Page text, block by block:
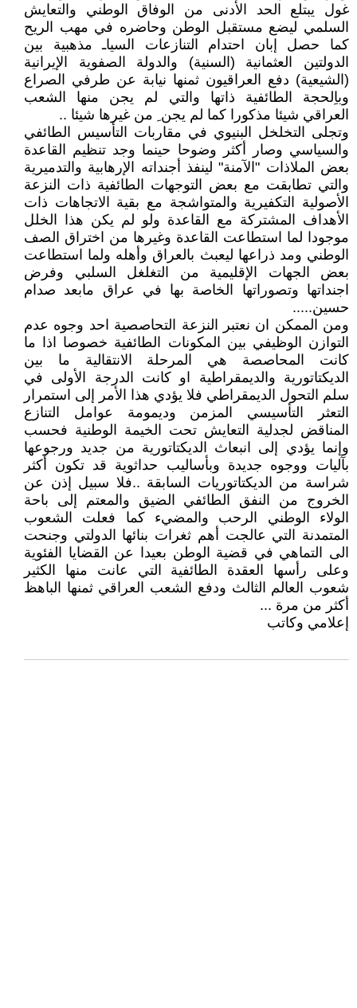
غول يبتلع الحد الأدنى من الوفاق الوطني والتعايش
السلمي ليضع مستقبل الوطن وحاضره في مهب الريح
كما حصل إبان احتدام التنازعات السياـ مذهبية بين
الدولتين العثمانية (السنية) والدولة الصفوية الإيرانية
(الشيعية) دفع العراقيون ثمنها نيابة عن طرفي الصراع
وباِلحجة الطائفية ذاتها والتي لم يجن منها الشعب
العراقي شيئا مذكورا كما لم يجن ِ من غيرها شيئا ..
وتجلى التخلخل البنيوي في مقاربات التأسيس الطائفي
والسياسي وصار أكثر وضوحا حينما وجد تنظيم القاعدة
بعض الملاذات "الآمنة" لينفذ أجنداته الإرهابية والتدميرية
والتي تطابقت مع بعض التوجهات الطائفية ذات النزعة
الأصولية التكفيرية والمتواشجة مع بقية الاتجاهات ذات
الأهداف المشتركة مع القاعدة ولو لم يكن هذا الخلل
موجودا لما استطاعت القاعدة وغيرها من اختراق الصف
الوطني ومد ذراعها ليعبث بالعراق وأهله ولما استطاعت
بعض الجهات الإقليمية من التغلغل السلبي وفرض
اجنداتها وتصوراتها الخاصة بها في عراق مابعد صدام
حسين.....
ومن الممكن ان نعتبر النزعة التحاصصية احد وجوه عدم
التوازن الوظيفي بين المكونات الطائفية خصوصا اذا ما
كانت المحاصصة هي المرحلة الانتقالية ما بين
الديكتاتورية والديمقراطية او كانت الدرجة الأولى في
سلم التحول الديمقراطي فلا يؤدي هذا الأمر إلى استمرار
التعثر التأسيسي المزمن وديمومة عوامل التنازع
المناقض لجدلية التعايش تحت الخيمة الوطنية فحسب
وإنما يؤدي إلى انبعاث الديكتاتورية من جديد ورجوعها
بآليات ووجوه جديدة وبأساليب حداثوية قد تكون أكثر
شراسة من الديكتاتوريات السابقة ..فلا سبيل إذن عن
الخروج من النفق الطائفي الضيق والمعتم إلى باحة
الولاء الوطني الرحب والمضيء كما فعلت الشعوب
المتمدنة التي عالجت أهم ثغرات بنائها الدولتي وجنحت
الى التماهي في قضية الوطن بعيدا عن القضايا الفئوية
وعلى رأسها العقدة الطائفية التي عانت منها الكثير
شعوب العالم الثالث ودفع الشعب العراقي ثمنها الباهظ
أكثر من مرة ...
إعلامي وكاتب